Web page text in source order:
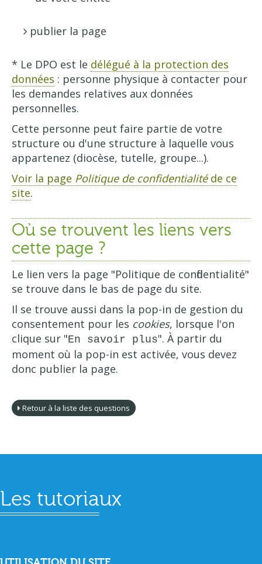
publier la page
* Le DPO est le délégué à la protection des
données : personne physique à contacter pour
les demandes relatives aux données
personnelles.
Cette personne peut faire partie de votre
structure ou d'une structure à laquelle vous
appartenez (diocèse, tutelle, groupe...).
Voir la page Politique de confidentialitéde ce
site.
Où se trouvent les liens vers
cette page ?
Le lien vers la page "Politique de confidentialité"
se trouve dans le bas de page du site.
Il se trouve aussi dans la pop-in de gestion du
consentement pour les cookies, lorsque l'on
clique sur "En savoir plus". À partir du
moment où la pop-in est activée, vous devez
donc publier la page.
Retour à la liste des questions
Les tutoriaux